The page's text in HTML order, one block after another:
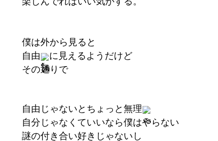
僕は外から見ると
自由
に見えるようだけど
その通りで
自由じゃないとちょっと無理
自分じゃなくていいなら僕はやらない
謎の付き合い好きじゃないし